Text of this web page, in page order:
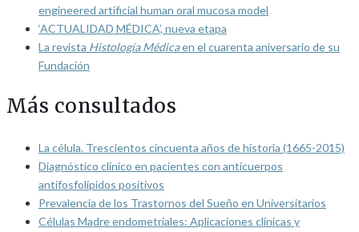
engineered artificial human oral mucosa model
‘ACTUALIDAD MÉDICA’, nueva etapa
La revista Histología Médicaen el cuarenta aniversario de su
Fundación
Más consultados
La célula. Trescientos cincuenta años de historia (1665-2015)
Diagnóstico clínico en pacientes con anticuerpos
antifosfolípidos positivos
Prevalencia de los Trastornos del Sueño en Universitarios
Células Madre endometriales: Aplicaciones clínicas y